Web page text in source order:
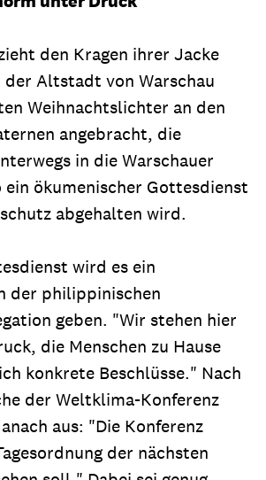
den Kragen ihrer Jacke
der Altstadt von Warschau
Weihnachtslichter an den
angebracht, die
in die Warschauer
ökumenischer Gottesdienst
abgehalten wird.
wird es ein
der philippinischen
geben. "Wir stehen hier
die Menschen zu Hause
konkrete Beschlüsse." Nach
der Weltklima-Konferenz
aus: "Die Konferenz
der nächsten